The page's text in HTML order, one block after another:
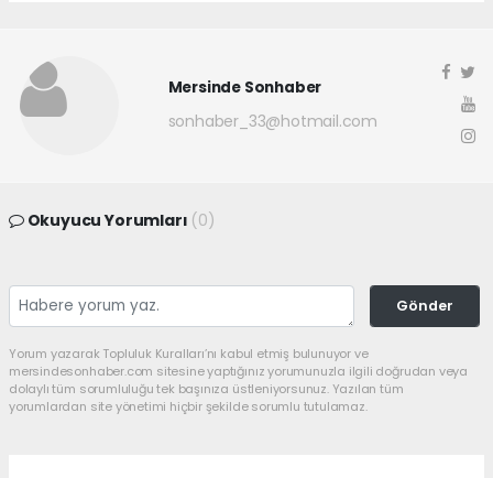
Mersinde Sonhaber
sonhaber_33@hotmail.com
Okuyucu Yorumları (0)
Gönder
Yorum yazarak Topluluk Kuralları’nı kabul etmiş bulunuyor ve
mersindesonhaber.com sitesine yaptığınız yorumunuzla ilgili doğrudan veya
dolaylı tüm sorumluluğu tek başınıza üstleniyorsunuz. Yazılan tüm
yorumlardan site yönetimi hiçbir şekilde sorumlu tutulamaz.